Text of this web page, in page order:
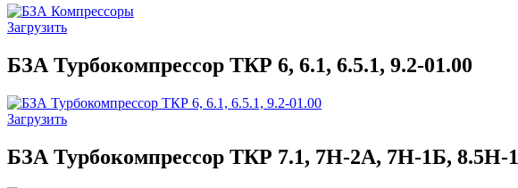
Загрузить
БЗА Турбокомпрессор ТКР 6, 6.1, 6.5.1, 9.2-01.00
Загрузить
БЗА Турбокомпрессор ТКР 7.1, 7Н-2А, 7Н-1Б, 8.5Н-1